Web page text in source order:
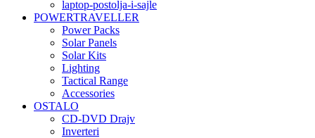
laptop-postolja-i-sajle
POWERTRAVELLER
Power Packs
Solar Panels
Solar Kits
Lighting
Tactical Range
Accessories
OSTALO
CD-DVD Drajv
Inverteri